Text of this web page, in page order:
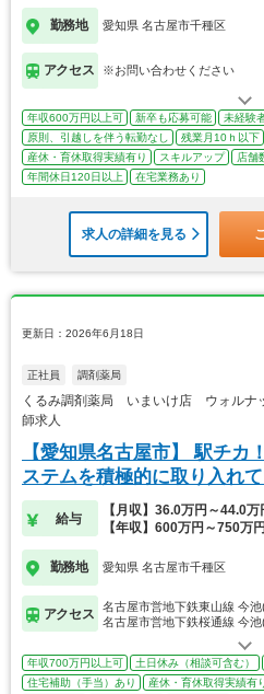
勤務地 愛知県 名古屋市千種区
アクセス ※お問い合わせください
年収600万円以上可 新卒も応募可能
未経験
原則、引越しを伴う転勤なし
残業月10ｈ以下
産休・育休取得実績有り
スキルアップ 店舗
年間休日120日以上
在宅業務あり
求人の詳細を見る
更新日：2026年6月18日
正社員 調剤薬局
くるみ調剤薬局 いまいけ店 ウォルナ
師求人
【愛知県名古屋市】 駅チカ
ステムを積極的に取り入れ
給与
【月収】36.0万円～44.0万
【年収】600万円～750万
勤務地 愛知県 名古屋市千種区
アクセス
名古屋市営地下鉄東山線 今
名古屋市営地下鉄桜通線 今
年収700万円以上可 土日休み（相談可含む）
住宅補助（手当）あり
産休・育休取得実績有